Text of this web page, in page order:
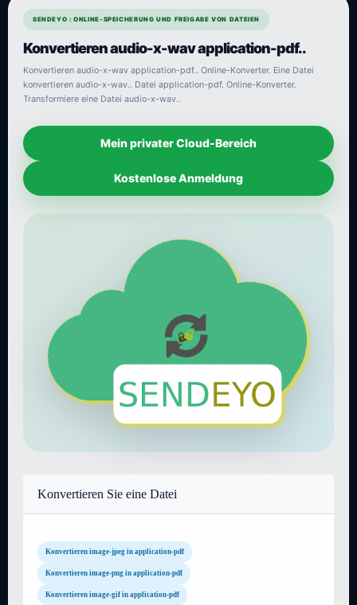
SENDEYO : ONLINE-SPEICHERUNG UND FREIGABE VON DATEIEN
Konvertieren audio-x-wav application-pdf..
Konvertieren audio-x-wav application-pdf.. Online-Konverter. Eine Datei
konvertieren audio-x-wav.. Datei application-pdf. Online-Konverter.
Transformiere eine Datei audio-x-wav..
Mein privater Cloud-Bereich
Kostenlose Anmeldung
Konvertieren Sie eine Datei
Konvertieren image-jpeg in application-pdf
Konvertieren image-png in application-pdf
Konvertieren image-gif in application-pdf